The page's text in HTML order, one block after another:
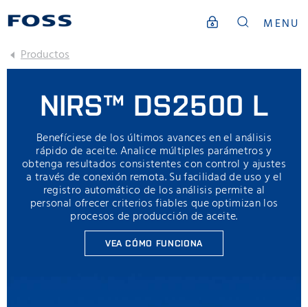
MENU
Productos
NIRS™ DS2500 L
Benefíciese de los últimos avances en el análisis
rápido de aceite. Analice múltiples parámetros y
obtenga resultados consistentes con control y ajustes
a través de conexión remota. Su facilidad de uso y el
registro automático de los análisis permite al
personal ofrecer criterios fiables que optimizan los
procesos de producción de aceite.
VEA CÓMO FUNCIONA